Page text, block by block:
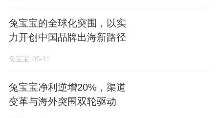
兔宝宝的全球化突围，以实
力开创中国品牌出海新路径
兔宝宝 05-11
兔宝宝净利逆增20%，渠道
变革与海外突围双轮驱动